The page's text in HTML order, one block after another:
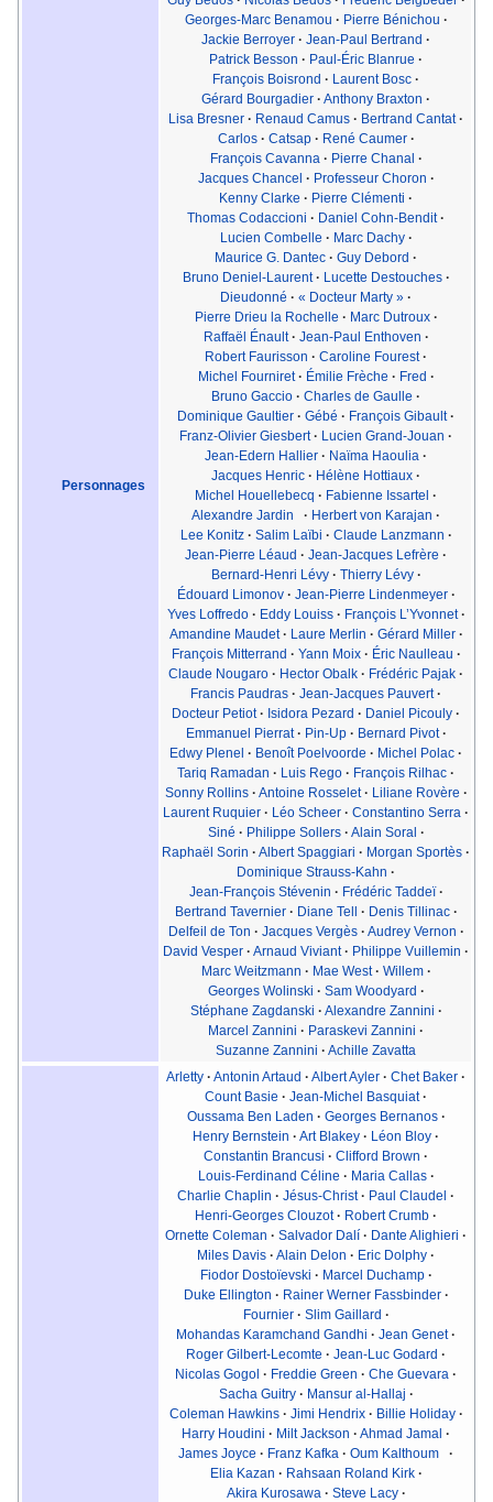
Personnages
Georges-Marc Benamou · Pierre Bénichou ·
Jackie Berroyer · Jean-Paul Bertrand ·
Patrick Besson · Paul-Éric Blanrue ·
François Boisrond · Laurent Bosc ·
Gérard Bourgadier · Anthony Braxton ·
Lisa Bresner · Renaud Camus · Bertrand Cantat ·
Carlos · Catsap · René Caumer ·
François Cavanna · Pierre Chanal ·
Jacques Chancel · Professeur Choron ·
Kenny Clarke · Pierre Clémenti ·
Thomas Codaccioni · Daniel Cohn-Bendit ·
Lucien Combelle · Marc Dachy ·
Maurice G. Dantec · Guy Debord ·
Bruno Deniel-Laurent · Lucette Destouches ·
Dieudonné · « Docteur Marty » ·
Pierre Drieu la Rochelle · Marc Dutroux ·
Raffaël Énault · Jean-Paul Enthoven ·
Robert Faurisson · Caroline Fourest ·
Michel Fourniret · Émilie Frèche · Fred ·
Bruno Gaccio · Charles de Gaulle ·
Dominique Gaultier · Gébé · François Gibault ·
Franz-Olivier Giesbert · Lucien Grand-Jouan ·
Jean-Edern Hallier · Naïma Haoulia ·
Jacques Henric · Hélène Hottiaux ·
Michel Houellebecq · Fabienne Issartel ·
Alexandre Jardin
· Herbert von Karajan ·
Lee Konitz · Salim Laïbi · Claude Lanzmann ·
Jean-Pierre Léaud · Jean-Jacques Lefrère ·
Bernard-Henri Lévy · Thierry Lévy ·
Édouard Limonov · Jean-Pierre Lindenmeyer ·
Yves Loffredo · Eddy Louiss · François L’Yvonnet ·
Amandine Maudet · Laure Merlin · Gérard Miller ·
François Mitterrand · Yann Moix · Éric Naulleau ·
Claude Nougaro · Hector Obalk · Frédéric Pajak ·
Francis Paudras · Jean-Jacques Pauvert ·
Docteur Petiot · Isidora Pezard · Daniel Picouly ·
Emmanuel Pierrat · Pin-Up · Bernard Pivot ·
Edwy Plenel · Benoît Poelvoorde · Michel Polac ·
Tariq Ramadan · Luis Rego · François Rilhac ·
Sonny Rollins · Antoine Rosselet · Liliane Rovère ·
Laurent Ruquier · Léo Scheer · Constantino Serra ·
Siné · Philippe Sollers · Alain Soral ·
Raphaël Sorin · Albert Spaggiari · Morgan Sportès ·
Dominique Strauss-Kahn ·
Jean-François Stévenin · Frédéric Taddeï ·
Bertrand Tavernier · Diane Tell · Denis Tillinac ·
Delfeil de Ton · Jacques Vergès · Audrey Vernon ·
David Vesper · Arnaud Viviant · Philippe Vuillemin ·
Marc Weitzmann · Mae West · Willem ·
Georges Wolinski · Sam Woodyard ·
Stéphane Zagdanski · Alexandre Zannini ·
Marcel Zannini · Paraskevi Zannini ·
Suzanne Zannini · Achille Zavatta
Arletty · Antonin Artaud · Albert Ayler · Chet Baker ·
Count Basie · Jean-Michel Basquiat ·
Oussama Ben Laden · Georges Bernanos ·
Henry Bernstein · Art Blakey · Léon Bloy ·
Constantin Brancusi · Clifford Brown ·
Louis-Ferdinand Céline · Maria Callas ·
Charlie Chaplin · Jésus-Christ · Paul Claudel ·
Henri-Georges Clouzot · Robert Crumb ·
Ornette Coleman · Salvador Dalí · Dante Alighieri ·
Miles Davis · Alain Delon · Eric Dolphy ·
Fiodor Dostoïevski · Marcel Duchamp ·
Duke Ellington · Rainer Werner Fassbinder ·
Fournier · Slim Gaillard ·
Mohandas Karamchand Gandhi · Jean Genet ·
Roger Gilbert-Lecomte · Jean-Luc Godard ·
Nicolas Gogol · Freddie Green · Che Guevara ·
Sacha Guitry · Mansur al-Hallaj ·
Coleman Hawkins · Jimi Hendrix · Billie Holiday ·
Harry Houdini · Milt Jackson · Ahmad Jamal ·
James Joyce · Franz Kafka · Oum Kalthoum
·
Elia Kazan · Rahsaan Roland Kirk ·
Akira Kurosawa · Steve Lacy ·